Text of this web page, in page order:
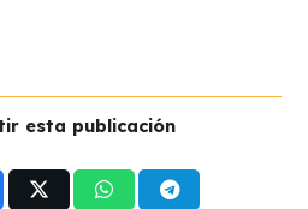
esta publicación